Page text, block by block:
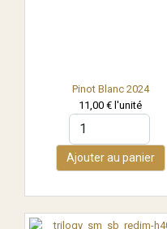
Pinot Blanc 2024
11,00 € l'unité
Ajouter au panier